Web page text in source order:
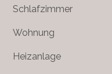
Schlafzimmer
Wohnung
Heizanlage